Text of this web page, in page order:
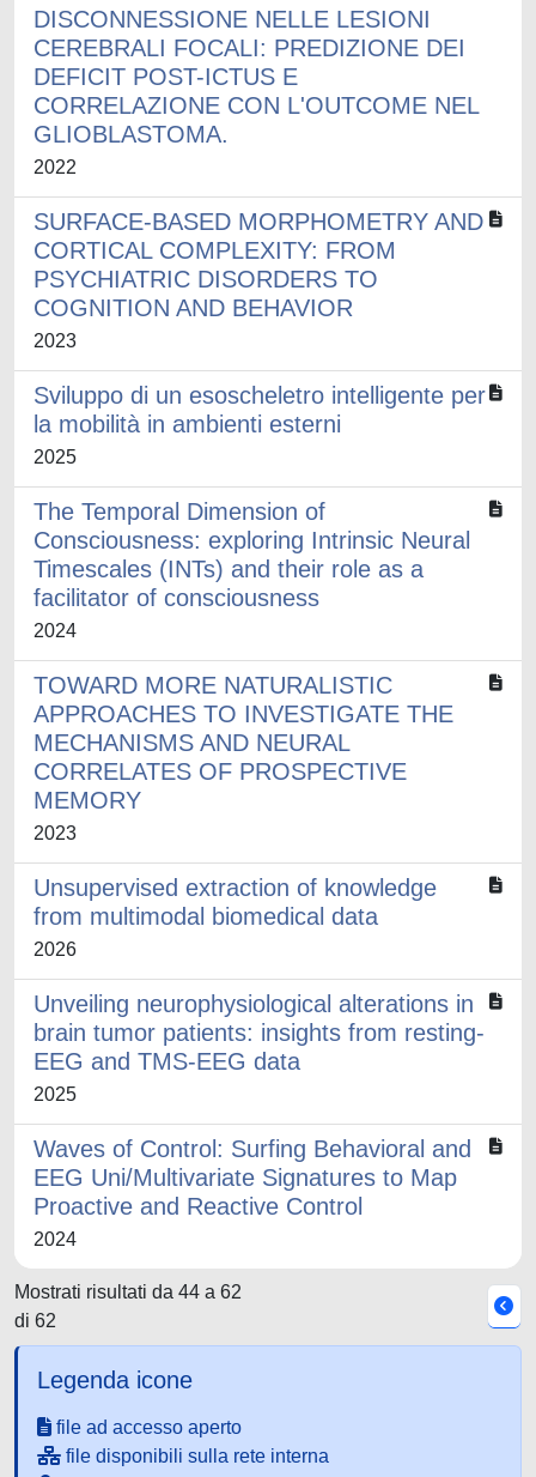
DISCONNESSIONE NELLE LESIONI
CEREBRALI FOCALI: PREDIZIONE DEI
DEFICIT POST-ICTUS E
CORRELAZIONE CON L'OUTCOME NEL
GLIOBLASTOMA.
2022
SURFACE-BASED MORPHOMETRY AND
CORTICAL COMPLEXITY: FROM
PSYCHIATRIC DISORDERS TO
COGNITION AND BEHAVIOR
2023
Sviluppo di un esoscheletro intelligente per
la mobilità in ambienti esterni
2025
The Temporal Dimension of
Consciousness: exploring Intrinsic Neural
Timescales (INTs) and their role as a
facilitator of consciousness
2024
TOWARD MORE NATURALISTIC
APPROACHES TO INVESTIGATE THE
MECHANISMS AND NEURAL
CORRELATES OF PROSPECTIVE
MEMORY
2023
Unsupervised extraction of knowledge
from multimodal biomedical data
2026
Unveiling neurophysiological alterations in
brain tumor patients: insights from resting-
EEG and TMS-EEG data
2025
Waves of Control: Surfing Behavioral and
EEG Uni/Multivariate Signatures to Map
Proactive and Reactive Control
2024
Mostrati risultati da 44 a 62
di 62
Legenda icone
file ad accesso aperto
file disponibili sulla rete interna